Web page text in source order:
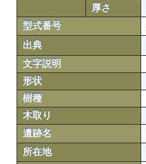
厚さ
型式番号
出典
文字説明
形状
樹種
木取り
遺跡名
所在地